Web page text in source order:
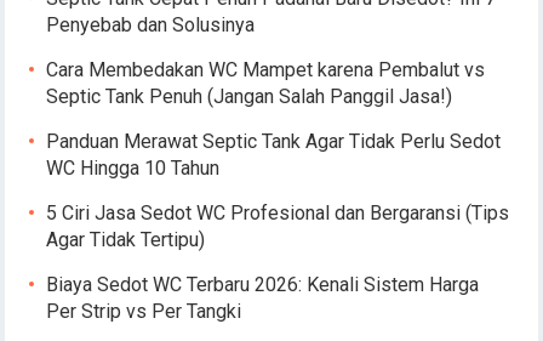
Penyebab dan Solusinya
Cara Membedakan WC Mampet karena Pembalut vs
Septic Tank Penuh (Jangan Salah Panggil Jasa!)
Panduan Merawat Septic Tank Agar Tidak Perlu Sedot
WC Hingga 10 Tahun
5 Ciri Jasa Sedot WC Profesional dan Bergaransi (Tips
Agar Tidak Tertipu)
Biaya Sedot WC Terbaru 2026: Kenali Sistem Harga
Per Strip vs Per Tangki